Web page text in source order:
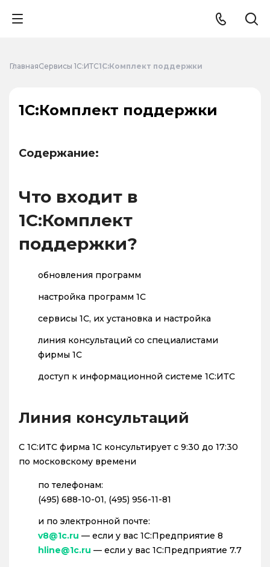
ГлавнаяСервисы 1С:ИТС1С:Комплект поддержки
1С:Комплект поддержки
Содержание:
Что входит в
1С:Комплект
поддержки?
обновления программ
настройка программ 1С
сервисы 1С, их установка и настройка
линия консультаций со специалистами
фирмы 1С
доступ к информационной системе 1С:ИТС
Линия консультаций
С 1С:ИТС фирма 1С консультирует с 9:30 до 17:30
по московскому времени
по телефонам:
(495) 688-10-01, (495) 956-11-81
и по электронной почте:
v8@1c.ru — если у вас 1С:Предприятие 8
hline@1c.ru — если у вас 1С:Предприятие 7.7